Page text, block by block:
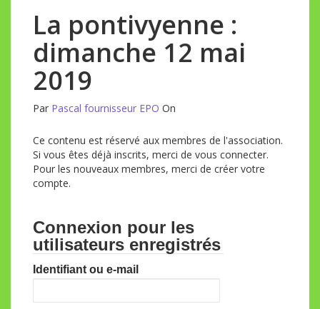
La pontivyenne :
dimanche 12 mai
2019
Par Pascal fournisseur EPO On
Ce contenu est réservé aux membres de l'association.
Si vous êtes déjà inscrits, merci de vous connecter.
Pour les nouveaux membres, merci de créer votre
compte.
Connexion pour les
utilisateurs enregistrés
Identifiant ou e-mail